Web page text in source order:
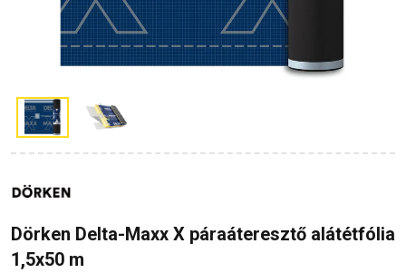
Dörken Delta-Maxx X páraáteresztő alátétfólia
1,5x50 m